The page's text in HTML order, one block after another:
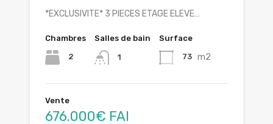
*EXCLUSIVITE* 3 PIECES ETAGE ELEVE…
Chambres
2
Salles de bain
1
Surface
73 m2
Vente
676.000€ FAI